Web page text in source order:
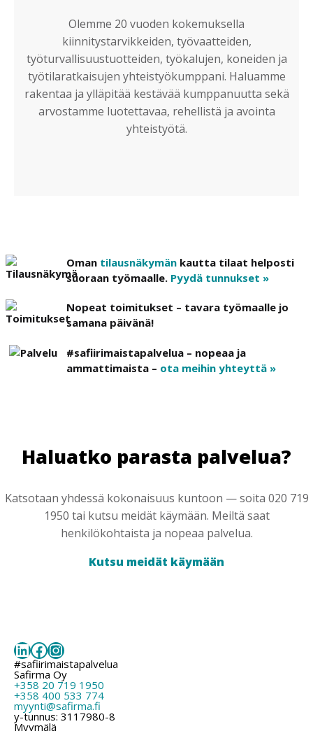
Olemme 20 vuoden kokemuksella
kiinnitystarvikkeiden, työvaatteiden,
työturvallisuustuotteiden, työkalujen, koneiden ja
työtilaratkaisujen yhteistyökumppani. Haluamme
rakentaa ja ylläpitää kestävää kumppanuutta sekä
arvostamme luotettavaa, rehellistä ja avointa
yhteistyötä.
Oman tilausnäkymän kautta tilaat helposti
suoraan työmaalle. Pyydä tunnukset »
Nopeat toimitukset – tavara työmaalle jo
samana päivänä!
#safiirimaistapalvelua – nopeaa ja
ammattimaista – ota meihin yhteyttä »
Haluatko parasta palvelua?
Katsotaan yhdessä kokonaisuus kuntoon — soita 020 719
1950 tai kutsu meidät käymään. Meiltä saat
henkilökohtaista ja nopeaa palvelua.
Kutsu meidät käymään
LinkedIn
Facebook
Instagram
#safiirimaistapalvelua
Safirma Oy
+358 20 719 1950
+358 400 533 774
myynti@safirma.fi
y-tunnus: 3117980-8
Myymälä